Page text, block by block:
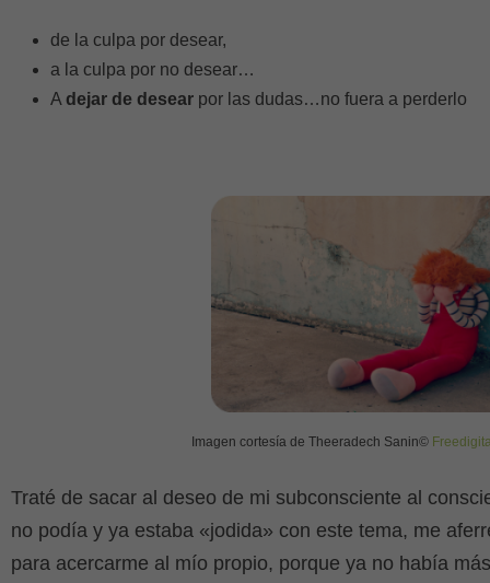
de la culpa por desear,
a la culpa por no desear…
A dejar de desear por las dudas…no fuera a perderlo
Imagen cortesía de Theeradech Sanin©
Traté de sacar al deseo de mi subconsciente al
no podía y ya estaba «jodida» con este tema, me
para acercarme al mío propio, porque ya no había